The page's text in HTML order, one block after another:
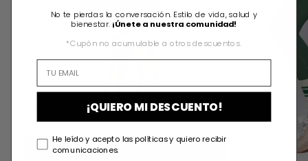
AGREGAR AL CARRITO
FINALIZAR PEDIDO
No te pierdas la conversación. Estilo de vida, salud y
bienestar. ¡Únete a nuestra comunidad!
*Cupón no acumulable a otros descuentos.
¡QUIERO MI DESCUENTO!
He leído y acepto las políticas y quiero recibir
comunicaciones.